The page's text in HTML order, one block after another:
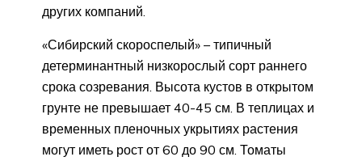
других компаний.
«Сибирский скороспелый» – типичный
детерминантный низкорослый сорт раннего
срока созревания. Высота кустов в открытом
грунте не превышает 40-45 см. В теплицах и
временных пленочных укрытиях растения
могут иметь рост от 60 до 90 см. Томаты